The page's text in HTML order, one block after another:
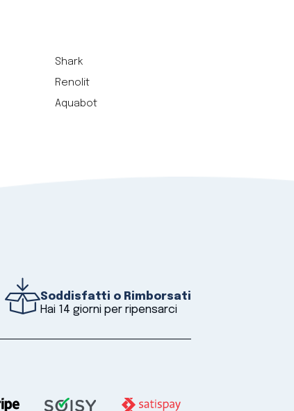
Shark
Renolit
Aquabot
Soddisfatti o Rimborsati
Hai 14 giorni per ripensarci